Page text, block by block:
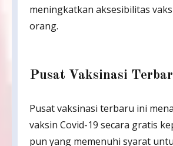
meningkatkan aksesibilitas
orang.
Pusat Vaksinasi
Pusat vaksinasi terbaru ini
vaksin Covid-19 secara gratis
pun yang memenuhi syarat